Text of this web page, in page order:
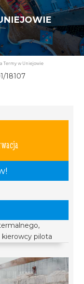
Termy w Uniejowie
18107
pilota